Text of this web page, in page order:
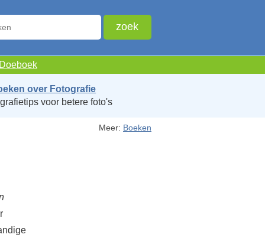
over Fotografie
voor betere foto's
Meer: Boeken